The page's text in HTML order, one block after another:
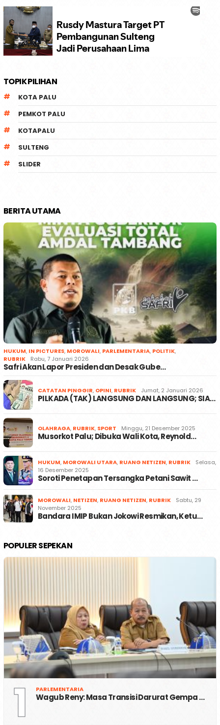
TOPIK PILIHAN
KOTA PALU
PEMKOT PALU
KOTAPALU
SULTENG
SLIDER
BERITA UTAMA
HUKUM, IN PICTURES, MOROWALI, PARLEMENTARIA, POLITIK,
RUBRIK
Rabu, 7 Januari 2026
Safri Akan Lapor Presiden dan Desak Gube…
CATATAN PINGGIR, OPINI, RUBRIK Jumat, 2 Januari 2026
PILKADA (TAK) LANGSUNG DAN LANGSUNG; SIA…
OLAHRAGA, RUBRIK, SPORT Minggu, 21 Desember 2025
Musorkot Palu; Dibuka Wali Kota, Reynold…
HUKUM, MOROWALI UTARA, RUANG NETIZEN, RUBRIK
Selasa,
16 Desember 2025
Soroti Penetapan Tersangka Petani Sawit …
MOROWALI, NETIZEN, RUANG NETIZEN, RUBRIK
Sabtu, 29
November 2025
Bandara IMIP Bukan Jokowi Resmikan, Ketu…
POPULER SEPEKAN
1 PARLEMENTARIA
Wagub Reny: Masa Transisi Darurat Gempa …